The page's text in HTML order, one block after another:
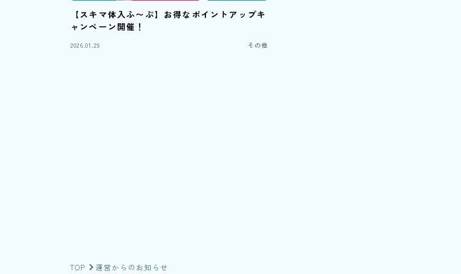
【スキマ体入ふ〜ぷ】お得なポイントアップキ
ャンペーン開催！
2026.01.29 その他
TOP 運営からのお知らせ